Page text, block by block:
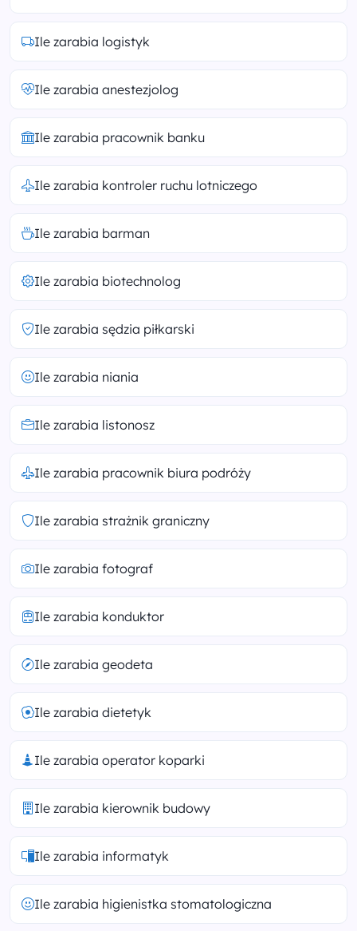
Ile zarabia logistyk
Ile zarabia anestezjolog
Ile zarabia pracownik banku
Ile zarabia kontroler ruchu lotniczego
Ile zarabia barman
Ile zarabia biotechnolog
Ile zarabia sędzia piłkarski
Ile zarabia niania
Ile zarabia listonosz
Ile zarabia pracownik biura podróży
Ile zarabia strażnik graniczny
Ile zarabia fotograf
Ile zarabia konduktor
Ile zarabia geodeta
Ile zarabia dietetyk
Ile zarabia operator koparki
Ile zarabia kierownik budowy
Ile zarabia informatyk
Ile zarabia higienistka stomatologiczna